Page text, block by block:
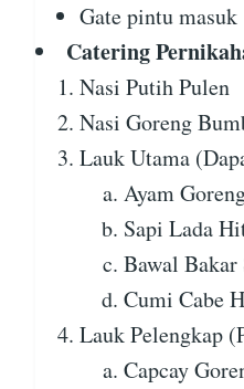
Gate pintu masuk
Catering
Nasi Putih Pulen
Nasi Goreng
Lauk Utama
Ayam
Sapi Lada
Bawal
Cumi Cabe
Lauk Pelengkap
Capcay